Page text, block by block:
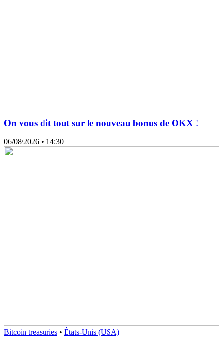
On vous dit tout sur le nouveau bonus de OKX !
06/08/2026 • 14:30
Bitcoin treasuries • États-Unis (USA)